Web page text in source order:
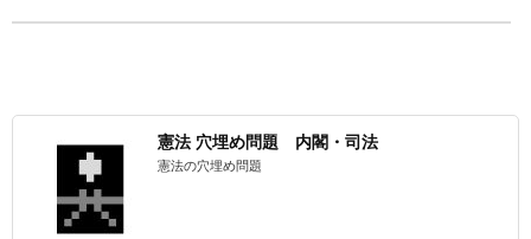
憲法 穴埋め問題 内閣・司法
憲法の穴埋め問題